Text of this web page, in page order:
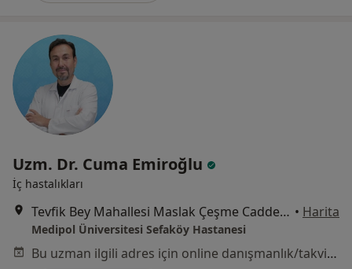
Uzm. Dr. Cuma Emiroğlu
İç hastalıkları
Tevfik Bey Mahallesi Maslak Çeşme Caddesi No:30, Küçükçekmece • Harita
Medipol Üniversitesi Sefaköy Hastanesi
Bu uzman ilgili adres için online danışmanlık/takvim sunmuyor.